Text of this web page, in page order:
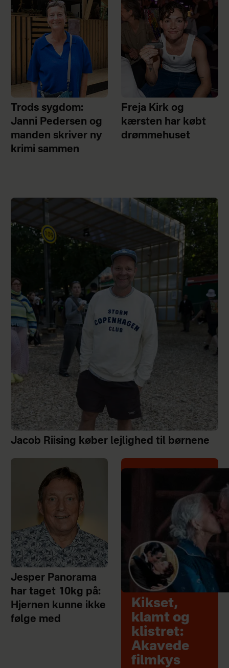
Trods sygdom:
Janni Pedersen og
manden skriver ny
krimi sammen
Freja Kirk og
kærsten har købt
drømmehuset
Jacob Riising køber lejlighed til børnene
Jesper Panorama
har taget 10kg på:
Hjernen kunne ikke
følge med
Kikset,
klamt og
klistret:
Akavede
filmkys